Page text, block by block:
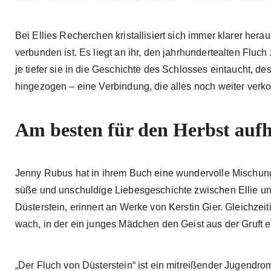
Bei Ellies Recherchen kristallisiert sich immer klarer
verbunden ist. Es liegt an ihr, den jahrhundertealten
je tiefer sie in die Geschichte des Schlosses eintaucht,
hingezogen – eine Verbindung, die alles noch weiter
Am besten für den Herbst
Jenny Rubus hat in ihrem Buch eine wundervolle
süße und unschuldige Liebesgeschichte zwischen Ellie
Düsterstein, erinnert an Werke von Kerstin Gier.
wach, in der ein junges Mädchen den Geist aus der Gruft
„Der Fluch von Düsterstein“ ist ein mitreißender